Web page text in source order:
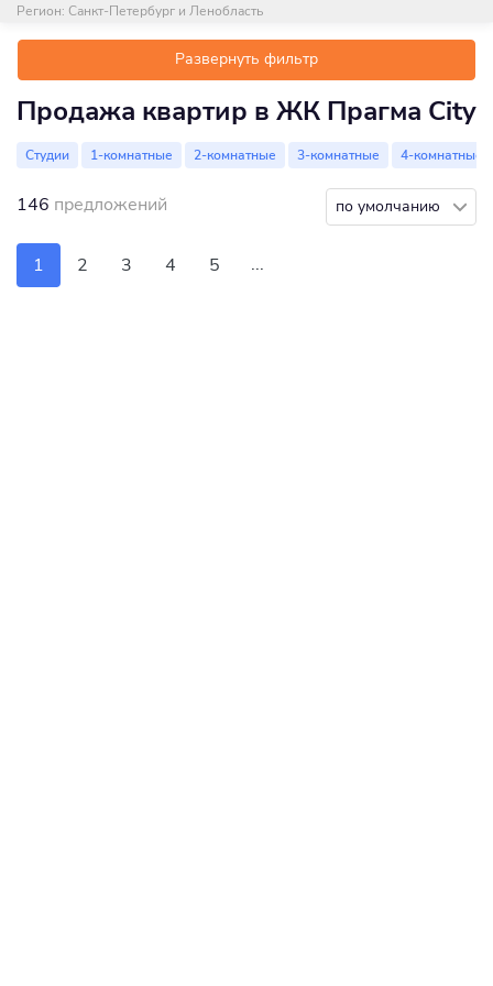
Регион: Санкт-Петербург и Ленобласть
Развернуть фильтр
Продажа квартир в ЖК Прагма City
Студии 1-комнатные 2-комнатные 3-комнатные 4-комнатные
146 предложений по умолчанию
1 2 3 4 5 ...